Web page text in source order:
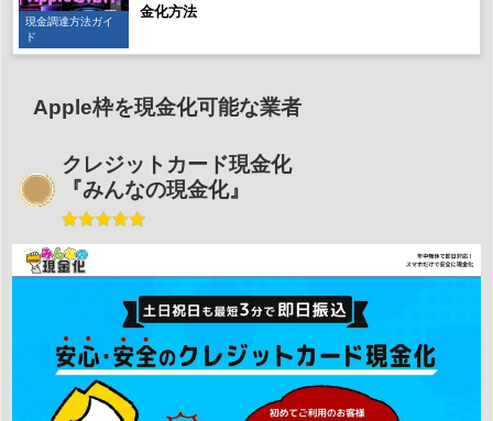
現金調達方法ガイ
ド
金化方法
Apple枠を現金化可能な業者
クレジットカード現金化
『みんなの現金化』